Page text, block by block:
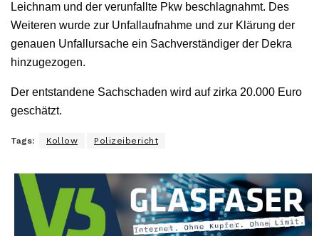
Leichnam und der verunfallte Pkw beschlagnahmt. Des
Weiteren wurde zur Unfallaufnahme und zur Klärung der
genauen Unfallursache ein Sachverständiger der Dekra
hinzugezogen.
Der entstandene Sachschaden wird auf zirka 20.000 Euro
geschätzt.
Tags: Kollow Polizeibericht